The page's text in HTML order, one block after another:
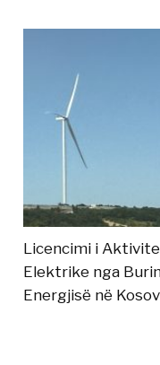
Licencimi i
Elektrike nga
Energjisë në